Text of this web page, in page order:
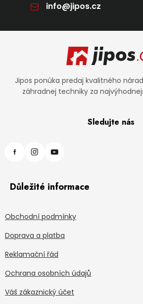
info@jipos.cz
Jipos ponúka predaj kvalitného
záhradnej techniky za
Sledujte nás
Důležité informace
Obchodní podmínky
Doprava a platba
Reklamační řád
Ochrana osobních údajů
Váš zákaznický účet